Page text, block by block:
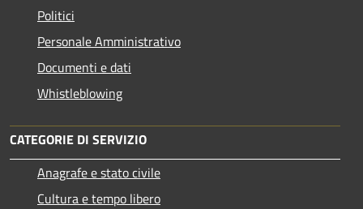
Politici
Personale Amministrativo
Documenti e dati
Whistleblowing
CATEGORIE DI SERVIZIO
Anagrafe e stato civile
Cultura e tempo libero